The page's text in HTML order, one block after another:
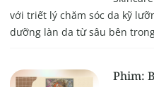
với triết lý chăm sóc da kỹ
dưỡng làn da từ sâu bên
Phim: